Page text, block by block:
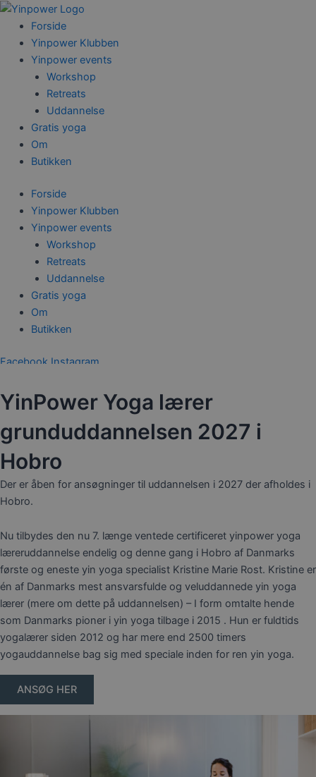
Gå
indholdet
Forside
Yinpower Klubben
Yinpower events
Workshop
Retreats
Uddannelse
Gratis yoga
Om
Butikken
Forside
Yinpower Klubben
Yinpower events
Workshop
Retreats
Uddannelse
Gratis yoga
Om
Butikken
Facebook Instagram
YinPower Yoga lærer
grunduddannelsen 2027 i
Hobro
Der er åben for ansøgninger til uddannelsen i 2027 der afholdes i
Hobro.
Nu tilbydes den nu 7. længe ventede certificeret yinpower yoga
læreruddannelse endelig og denne gang i Hobro af Danmarks
første og eneste yin yoga specialist Kristine Marie Rost. Kristine er
én af Danmarks mest ansvarsfulde og veluddannede yin yoga
lærer (mere om dette på uddannelsen) – I form omtalte hende
som Danmarks pioner i yin yoga tilbage i 2015 . Hun er fuldtids
yogalærer siden 2012 og har mere end 2500 timers
yogauddannelse bag sig med speciale inden for ren yin yoga.
ANSØG HER